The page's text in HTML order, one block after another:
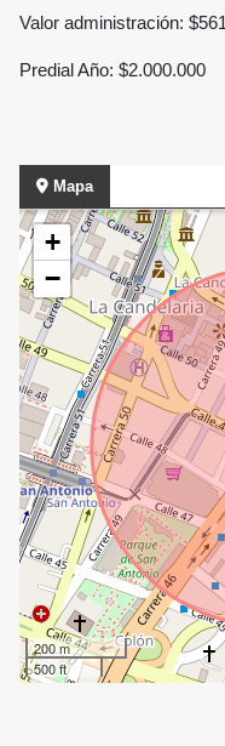
Valor administración:
Predial Año: $2.000.000
Mapa
+
−
200 m
500 ft